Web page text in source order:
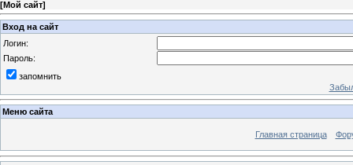
[Мой сайт]
Вход на сайт
Логин:
Пароль:
запомнить
Меню сайта
Главная страница